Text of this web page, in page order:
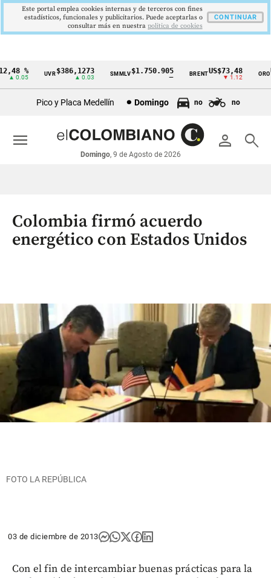
Cintillo
económicos
Colombia
%
▲ 0.05
UVR$386,1273
▲ 0.03
SMMLV$1.750.905 BRENTUS$73,48
▼ 1.12
ORO
Pico y Placa Medellín Domingo no no
person search
Domingo, 9 de Agosto de 2026
menu
Colombia firmó acuerdo
energético con Estados Unidos
FOTO LA REPÚBLICA
03 de diciembre de 2013
Con el fin de intercambiar buenas prácticas para la
Este portal emplea cookies internas y de terceros con fines
estadísticos, funcionales y publicitarios. Puede aceptarlas o
consultar más en nuestra politica de cookies
CONTINUAR